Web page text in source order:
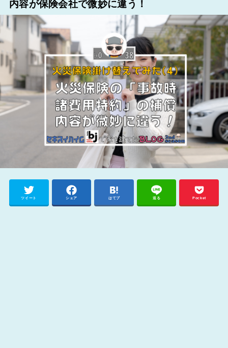
内容が保険会社で微妙に違う！
ツイート シェア はてブ 送る Pocket